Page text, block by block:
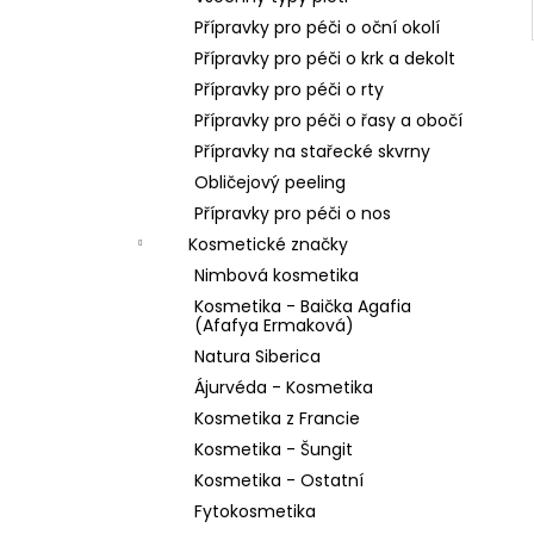
Přípravky pro péči o oční okolí
Přípravky pro péči o krk a dekolt
Přípravky pro péči o rty
Přípravky pro péči o řasy a obočí
Přípravky na stařecké skvrny
Obličejový peeling
Přípravky pro péči o nos
Kosmetické značky
Nimbová kosmetika
Kosmetika - Baička Agafia
(Afafya Ermaková)
Natura Siberica
Ájurvéda - Kosmetika
Kosmetika z Francie
Kosmetika - Šungit
Kosmetika - Ostatní
Fytokosmetika